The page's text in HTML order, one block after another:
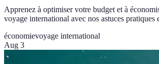
Apprenez à optimiser votre budget et à
voyage international avec nos astuces pratiques
économievoyage international
Aug 3